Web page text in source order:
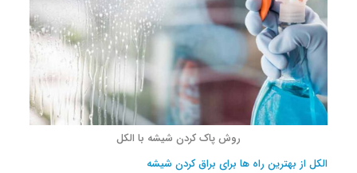
روش پاک کردن شیشه با الکل
الکل از بهترین راه ها برای براق کردن شیشه